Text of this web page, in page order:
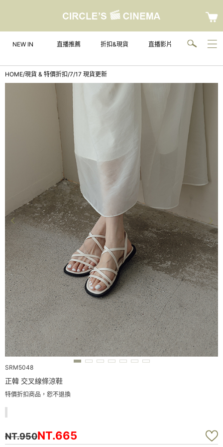
NEW IN 直播推薦 折扣&現貨 直播影片
HOME/現貨 & 特價折扣/7/17 現貨更新
SRM5048
正韓 交叉線條涼鞋
特價折扣商品，恕不退換
NT.950NT.665